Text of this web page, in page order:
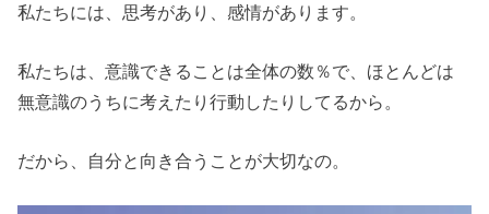
私たちには、思考があり、感情があります。
私たちは、意識できることは全体の数％で、ほとんどは
無意識のうちに考えたり行動したりしてるから。
だから、自分と向き合うことが大切なの。